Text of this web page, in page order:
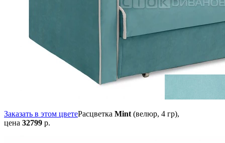
Заказать в этом цветеРасцветка Mint(велюр, 4 гр),
цена 32799 р.